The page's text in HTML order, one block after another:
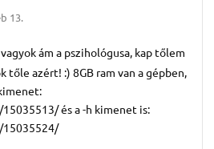
13.
ám a pszihológusa, kap tőlem
tőle azért! :) 8GB ram van a gépben,
és a -h kimenet is: